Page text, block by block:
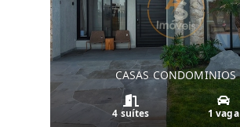
CASAS CONDOMINIOS
4 suítes 1 vaga